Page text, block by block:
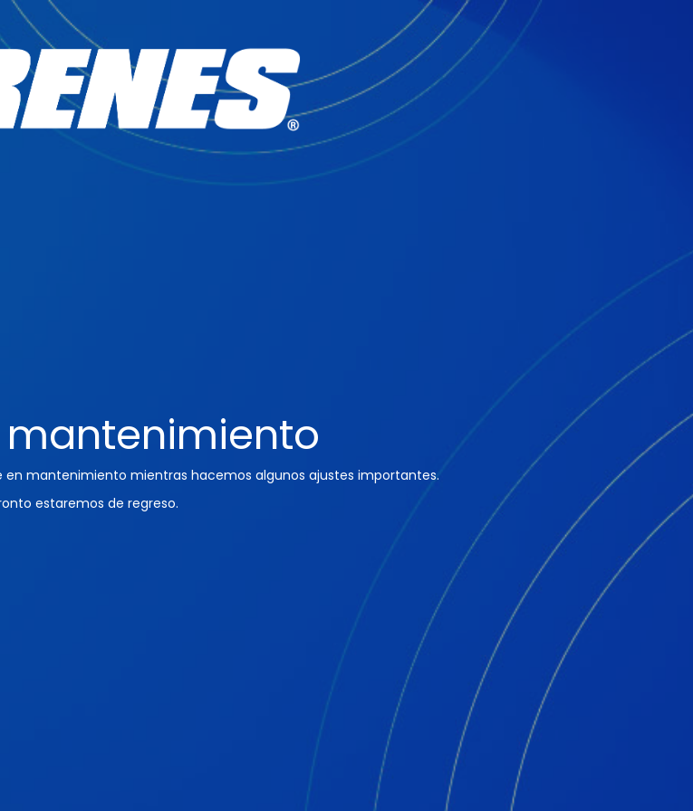
mantenimiento
mantenimiento mientras hacemos algunos ajustes importantes.
estaremos de regreso.